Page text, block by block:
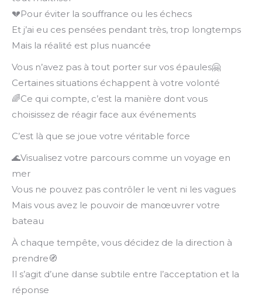
💔Pour éviter la souffrance ou les échecs
Et j’ai eu ces pensées pendant très, trop longtemps
Mais la réalité est plus nuancée
Vous n’avez pas à tout porter sur vos épaules🤗
Certaines situations échappent à votre volonté
🌈Ce qui compte, c’est la manière dont vous
choisissez de réagir face aux événements
C’est là que se joue votre véritable force
🌊Visualisez votre parcours comme un voyage en
mer
Vous ne pouvez pas contrôler le vent ni les vagues
Mais vous avez le pouvoir de manœuvrer votre
bateau
À chaque tempête, vous décidez de la direction à
prendre🧭
Il s’agit d’une danse subtile entre l’acceptation et la
réponse